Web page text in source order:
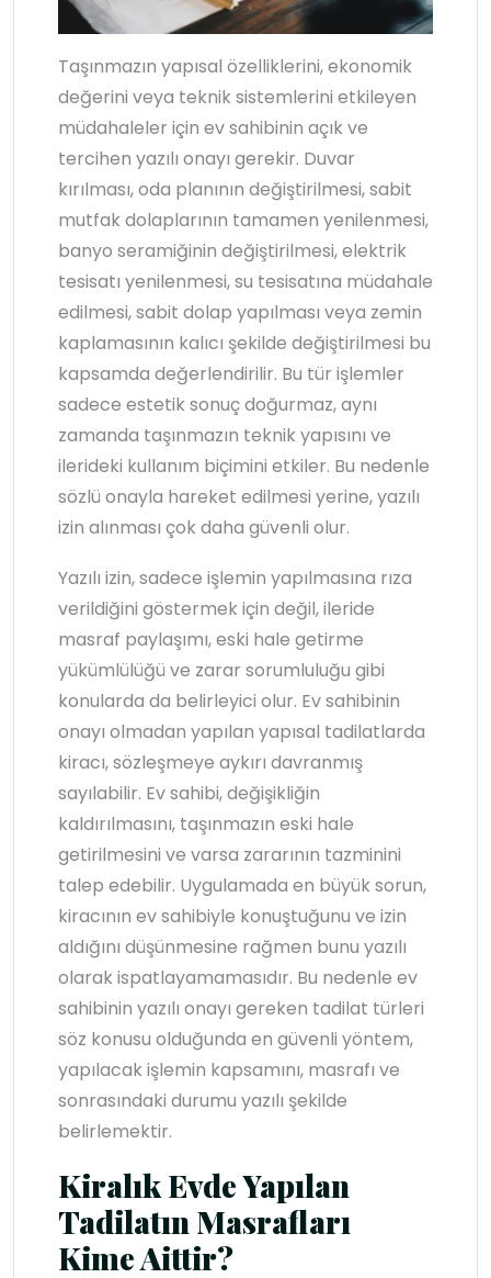
Taşınmazın yapısal özelliklerini, ekonomik
değerini veya teknik sistemlerini etkileyen
müdahaleler için ev sahibinin açık ve
tercihen yazılı onayı gerekir. Duvar
kırılması, oda planının değiştirilmesi, sabit
mutfak dolaplarının tamamen yenilenmesi,
banyo seramiğinin değiştirilmesi, elektrik
tesisatı yenilenmesi, su tesisatına müdahale
edilmesi, sabit dolap yapılması veya zemin
kaplamasının kalıcı şekilde değiştirilmesi bu
kapsamda değerlendirilir. Bu tür işlemler
sadece estetik sonuç doğurmaz, aynı
zamanda taşınmazın teknik yapısını ve
ilerideki kullanım biçimini etkiler. Bu nedenle
sözlü onayla hareket edilmesi yerine, yazılı
izin alınması çok daha güvenli olur.
Yazılı izin, sadece işlemin yapılmasına rıza
verildiğini göstermek için değil, ileride
masraf paylaşımı, eski hale getirme
yükümlülüğü ve zarar sorumluluğu gibi
konularda da belirleyici olur. Ev sahibinin
onayı olmadan yapılan yapısal tadilatlarda
kiracı, sözleşmeye aykırı davranmış
sayılabilir. Ev sahibi, değişikliğin
kaldırılmasını, taşınmazın eski hale
getirilmesini ve varsa zararının tazminini
talep edebilir. Uygulamada en büyük sorun,
kiracının ev sahibiyle konuştuğunu ve izin
aldığını düşünmesine rağmen bunu yazılı
olarak ispatlayamamasıdır. Bu nedenle ev
sahibinin yazılı onayı gereken tadilat türleri
söz konusu olduğunda en güvenli yöntem,
yapılacak işlemin kapsamını, masrafı ve
sonrasındaki durumu yazılı şekilde
belirlemektir.
Kiralık Evde Yapılan
Tadilatın Masrafları
Kime Aittir?